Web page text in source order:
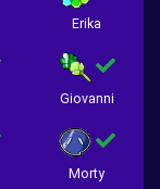
Erika
Giovanni
Morty